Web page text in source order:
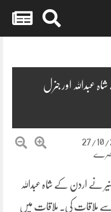
عبداللہ اور جنرل
27/10/
نے اردن کے شاہ عبداللہ
سے ملاقات کی۔ ملاقات میں